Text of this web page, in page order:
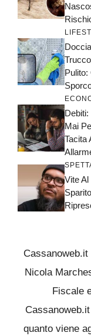
Pulito:
Mai
Tacita
Vite
Nicola
Fiscale
quanto viene